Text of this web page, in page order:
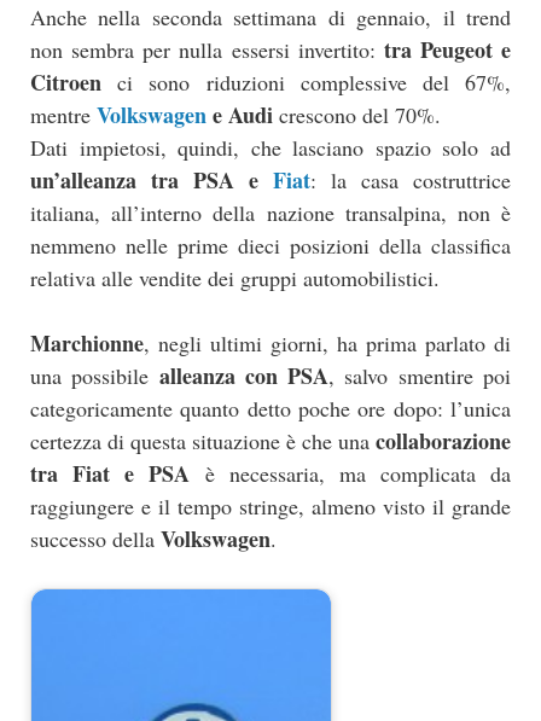
Anche nella seconda settimana di gennaio, il trend
non sembra per nulla essersi invertito: tra Peugeot e
Citroen ci sono riduzioni complessive del 67%,
mentre Volkswagene Audi crescono del 70%.
Dati impietosi, quindi, che lasciano spazio solo ad
un’alleanza tra PSA e Fiat: la casa costruttrice
italiana, all’interno della nazione transalpina, non è
nemmeno nelle prime dieci posizioni della classifica
relativa alle vendite dei gruppi automobilistici.
Marchionne, negli ultimi giorni, ha prima parlato di
una possibile alleanza con PSA, salvo smentire poi
categoricamente quanto detto poche ore dopo: l’unica
certezza di questa situazione è che una collaborazione
tra Fiat e PSA è necessaria, ma complicata da
raggiungere e il tempo stringe, almeno visto il grande
successo della Volkswagen.